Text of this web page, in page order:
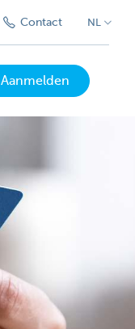
Contact NL
Aanmelden